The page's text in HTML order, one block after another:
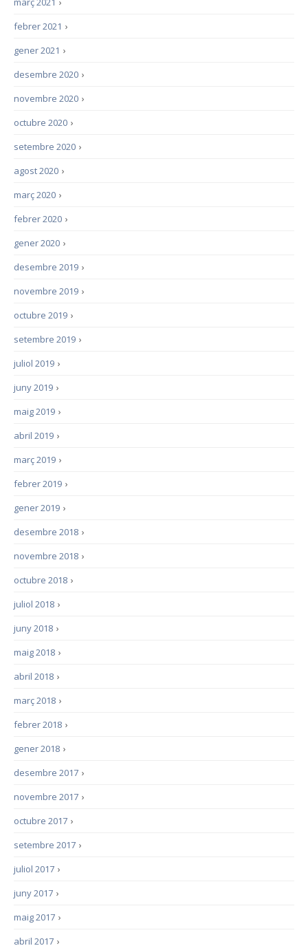
›
febrer 2021
›
gener 2021
›
desembre 2020
›
novembre 2020
›
octubre 2020
›
setembre 2020
›
agost 2020
›
març 2020
›
febrer 2020
›
gener 2020
›
desembre 2019
›
novembre 2019
›
octubre 2019
›
setembre 2019
›
juliol 2019
›
juny 2019
›
maig 2019
›
abril 2019
›
març 2019
›
febrer 2019
›
gener 2019
›
desembre 2018
›
novembre 2018
›
octubre 2018
›
juliol 2018
›
juny 2018
›
maig 2018
›
abril 2018
›
març 2018
›
febrer 2018
›
gener 2018
›
desembre 2017
›
novembre 2017
›
octubre 2017
›
setembre 2017
›
juliol 2017
›
juny 2017
›
maig 2017
›
abril 2017